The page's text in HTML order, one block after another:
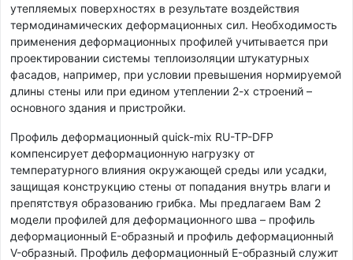
утепляемых поверхностях в результате воздействия
термодинамических деформационных сил. Необходимость
применения деформационных профилей учитывается при
проектировании системы теплоизоляции штукатурных
фасадов, например, при условии превышения нормируемой
длины стены или при едином утеплении 2-х строений –
основного здания и пристройки.
Профиль деформационный quick-mix RU-TP-DFP
компенсирует деформационную нагрузку от
температурного влияния окружающей среды или усадки,
защищая конструкцию стены от попадания внутрь влаги и
препятствуя образованию грибка. Мы предлагаем Вам 2
модели профилей для деформационного шва – профиль
деформационный E-образный и профиль деформационный
V-образный. Профиль деформационный E-образный служит